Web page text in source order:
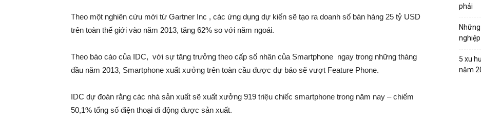
Theo một nghiên cứu mới từ Gartner Inc , các ứng dụng dự kiến sẽ tạo ra doanh số bán hàng 25 tỷ USD
trên toàn thế giới vào năm 2013, tăng 62% so với năm ngoái.
Theo báo cáo của IDC, với sự tăng trưởng theo cấp số nhân của Smartphone ngay trong những tháng
đầu năm 2013, Smartphone xuất xưởng trên toàn cầu được dự báo sẽ vượt Feature Phone.
IDC dự đoán rằng các nhà sản xuất sẽ xuất xưởng 919 triệu chiếc smartphone trong năm nay – chiếm
50,1% tổng số điện thoại di động được sản xuất.
phải
5 xu
năm